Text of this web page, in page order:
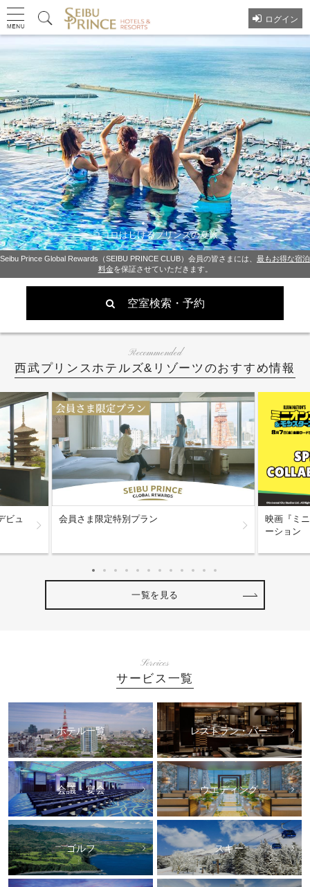
ログイン
ココロはじけるプリンスの夏旅
夏のおすすめファミリー旅
Seibu Prince Global Rewards（SEIBU PRINCE CLUB）会員の皆さまには、 最もお得な宿泊
料金を保証させていただきます。
空室検索・予約
Recommended
西武プリンスホテルズ&リゾーツのおすすめ情報
ビュ 会員さま限定特別プラン
映画『ミ
ーション
一覧を見る
Services
サービス一覧
ホテル一覧 レストラン・バー
会議・宴会 ウエディング
ゴルフ スキー